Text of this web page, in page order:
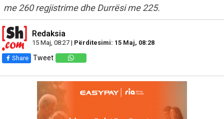
me 260 regjistrime dhe Durrësi me 225.
Redaksia
15 Maj, 08:27 | Përditesimi: 15 Maj, 08:28
Share Tweet